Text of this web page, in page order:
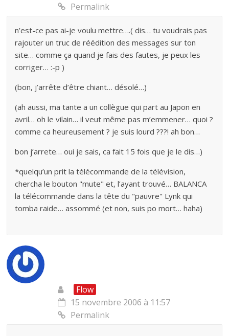
Permalink
n’est-ce pas ai-je voulu mettre….( dis… tu voudrais pas
rajouter un truc de réédition des messages sur ton
site… comme ça quand je fais des fautes, je peux les
corriger… :-p )
(bon, j’arrête d’être chiant… désolé…)
(ah aussi, ma tante a un collègue qui part au Japon en
avril… oh le vilain… il veut même pas m’emmener… quoi ?
comme ca heureusement ? je suis lourd ???! ah bon…
bon j’arrete… oui je sais, ca fait 15 fois que je le dis…)
*quelqu’un prit la télécommande de la télévision,
chercha le bouton "mute" et, l’ayant trouvé… BALANCA
la télécommande dans la tête du "pauvre" Lynk qui
tomba raide… assommé (et non, suis po mort… haha)
Flow
15 novembre 2006 à 11:57
Permalink